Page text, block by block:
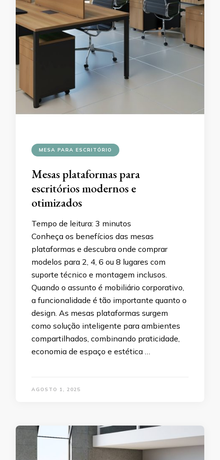
MESA PARA ESCRITÓRIO
Mesas plataformas para
escritórios modernos e
otimizados
Tempo de leitura: 3 minutos
Conheça os benefícios das mesas
plataformas e descubra onde comprar
modelos para 2, 4, 6 ou 8 lugares com
suporte técnico e montagem inclusos.
Quando o assunto é mobiliário corporativo,
a funcionalidade é tão importante quanto o
design. As mesas plataformas surgem
como solução inteligente para ambientes
compartilhados, combinando praticidade,
economia de espaço e estética …
AGOSTO 1, 2025